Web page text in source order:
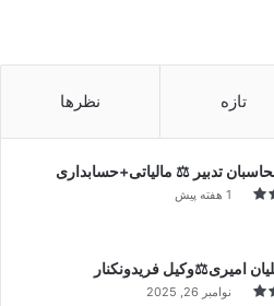
تازه نظرها
تدبیر ⚖️ مالیاتی+حسابداری
1 هفته پیش
امیری⚖️وکیل فریدونکنار
نوامبر 26, 2025